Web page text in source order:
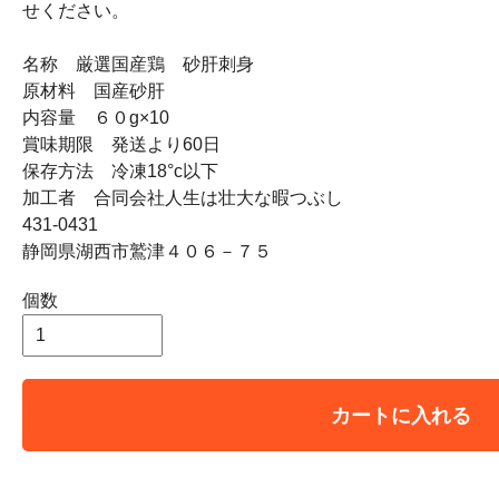
せください。
名称 厳選国産鶏 砂肝刺身
原材料 国産砂肝
内容量 ６０g×10
賞味期限 発送より60日
保存方法 冷凍18°c以下
加工者 合同会社人生は壮大な暇つぶし
431-0431
静岡県湖西市鷲津４０６－７５
個数
カートに入れる